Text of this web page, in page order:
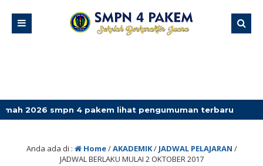
4 pakem lihat pengumuman terbaru
Anda ada di : Home/AKADEMIK/ JADWAL PELAJARAN /
JADWAL BERLAKU MULAI 2 OKTOBER 2017